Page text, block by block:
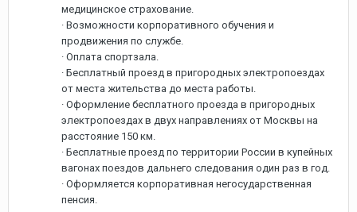
медицинское страхование.
· Возможности корпоративного обучения и
продвижения по службе.
· Оплата спортзала.
· Бесплатный проезд в пригородных электропоездах
от места жительства до места работы.
· Оформление бесплатного проезда в пригородных
электропоездах в двух направлениях от Москвы на
расстояние 150 км.
· Бесплатные проезд по территории России в купейных
вагонах поездов дальнего следования один раз в год.
· Оформляется корпоративная негосударственная
пенсия.